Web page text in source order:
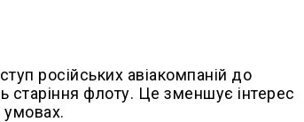
російських авіакомпаній до
старіння флоту. Це зменшує інтерес
умовах.